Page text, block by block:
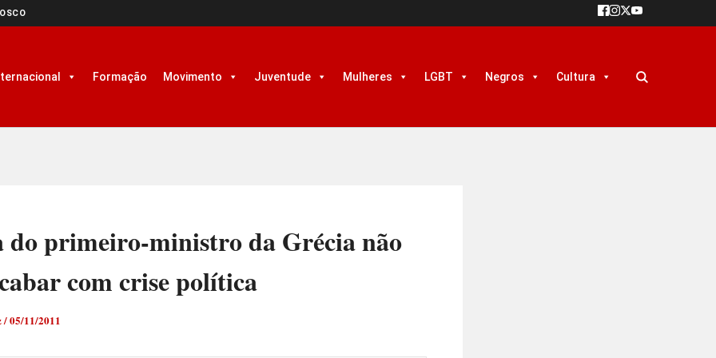
Formação Movimento Juventude Mulheres LGBT Negros Cultura
do primeiro-ministro da Grécia não
com crise política
/05/11/2011